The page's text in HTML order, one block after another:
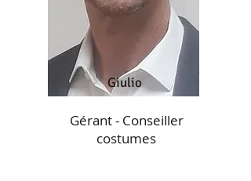
Giulio
Gérant - Conseiller
costumes